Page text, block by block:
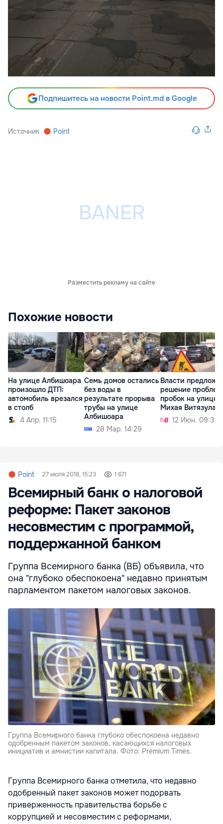
Подпишитесь на новости Point.md в Google
Источник Point
Разместить рекламу на сайте
Похожие новости
На улице Албишоара
произошло ДТП:
автомобиль врезался
в столб
4 Апр. 11:15
Семь домов остались
без воды в
результате прорыва
трубы на улице
Албишоара
28 Мар. 14:29
Власти
решение
пробок на улице
Михая Витязула
12 Июн. 09:31
Point 27 июля 2018, 15:23 1 671
Всемирный банк о налоговой
реформе: Пакет законов
несовместим с программой,
поддержанной банком
Группа Всемирного банка (ВБ) объявила, что
она "глубоко обеспокоена" недавно принятым
парламентом пакетом налоговых законов.
Группа Всемирного банка глубоко обеспокоена недавно
одобренным пакетом законов, касающихся налоговых
инициатив и амнистии капитала. Фото: Premium Times.
Группа Всемирного банка отметила, что недавно
одобренный пакет законов может подорвать
приверженность правительства борьбе с
коррупцией и несовместим с реформами,